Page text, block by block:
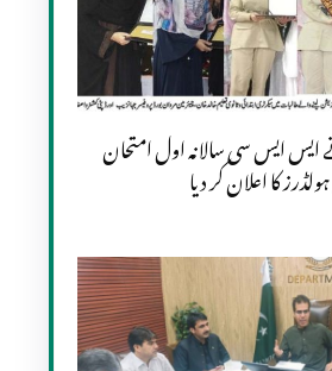
ایس ایس سی سالانہ اول امتحان